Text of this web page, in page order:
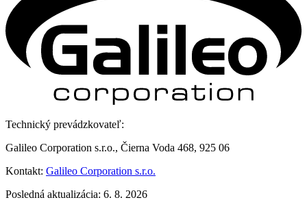
Technický prevádzkovateľ:
Galileo Corporation s.r.o., Čierna Voda 468, 925 06
Kontakt: Galileo Corporation s.r.o.
Posledná aktualizácia: 6. 8. 2026